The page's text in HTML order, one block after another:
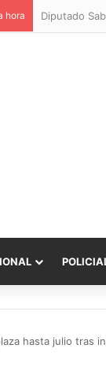
hora
hasta julio tras